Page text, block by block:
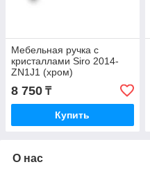
Мебельная ручка с
кристаллами Siro 2014-
ZN1J1 (хром)
8 750 ₸
Купить
О нас